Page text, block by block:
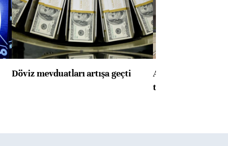
Döviz mevduatları artışa geçti
ABD'de konut
toparlandı